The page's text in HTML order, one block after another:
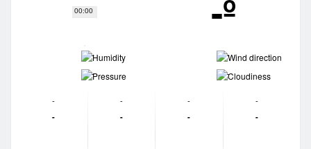
00:00 -º
-
-
-
-
-
-
-
-
-
-
-
-